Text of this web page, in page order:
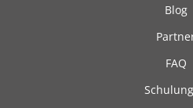
Blog
FAQ